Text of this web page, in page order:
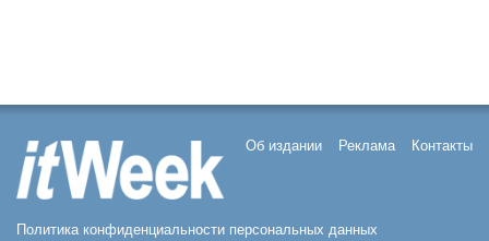
Об издании Реклама Контакты
Политика конфиденциальности персональных данных